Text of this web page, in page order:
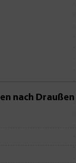
nach Draußen